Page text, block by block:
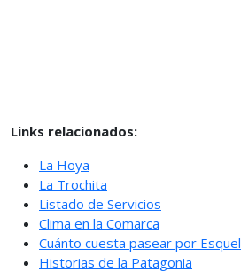
Links relacionados:
La Hoya
La Trochita
Listado de Servicios
Clima en la Comarca
Cuánto cuesta pasear por Esquel
Historias de la Patagonia